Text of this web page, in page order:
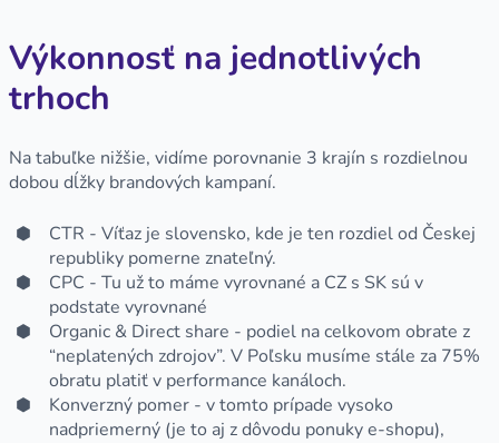
Výkonnosť na jednotlivých
trhoch
Na tabuľke nižšie, vidíme porovnanie 3 krajín s rozdielnou
dobou dĺžky brandových kampaní.
CTR - Víťaz je slovensko, kde je ten rozdiel od Českej
republiky pomerne znateľný.
CPC - Tu už to máme vyrovnané a CZ s SK sú v
podstate vyrovnané
Organic & Direct share - podiel na celkovom obrate z
“neplatených zdrojov”. V Poľsku musíme stále za 75%
obratu platiť v performance kanáloch.
Konverzný pomer - v tomto prípade vysoko
nadpriemerný (je to aj z dôvodu ponuky e-shopu),